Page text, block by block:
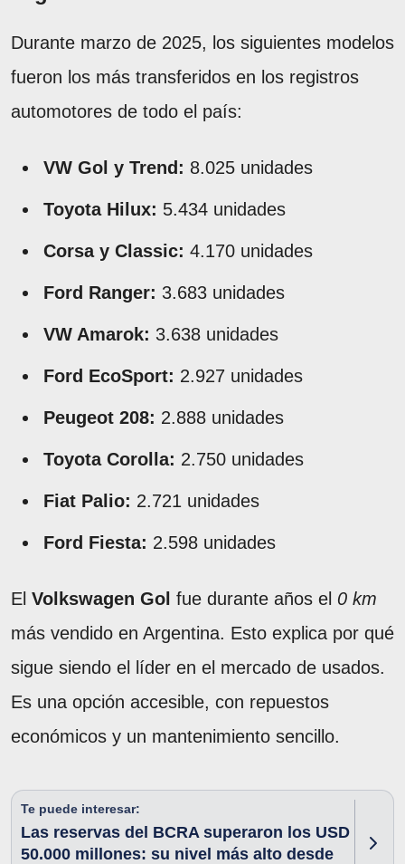
Durante marzo de 2025, los siguientes modelos
fueron los más transferidos en los registros
automotores de todo el país:
VW Gol y Trend: 8.025 unidades
Toyota Hilux: 5.434 unidades
Corsa y Classic: 4.170 unidades
Ford Ranger: 3.683 unidades
VW Amarok: 3.638 unidades
Ford EcoSport: 2.927 unidades
Peugeot 208: 2.888 unidades
Toyota Corolla: 2.750 unidades
Fiat Palio: 2.721 unidades
Ford Fiesta: 2.598 unidades
El Volkswagen Gol fue durante años el 0 km
más vendido en Argentina. Esto explica por qué
sigue siendo el líder en el mercado de usados.
Es una opción accesible, con repuestos
económicos y un mantenimiento sencillo.
Te puede interesar:
Las reservas del BCRA superaron los USD
50.000 millones: su nivel más alto desde